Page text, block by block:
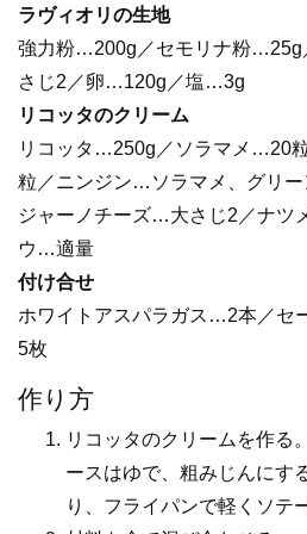
ラヴィオリの生地
強力粉…200g／セモリナ粉
さじ2／卵…120g／塩…3g
リコッタのクリーム
リコッタ…250g／ソラマメ…20
粒／ニンジン…ソラマメ、グリー
ジャーノチーズ…大さじ2／ナツ
ウ…適量
付け合せ
ホワイトアスパラガス…2本／セ
5枚
作り方
リコッタのクリームを作る
ースはゆで、粗みじんにす
り、フライパンで軽くソテ